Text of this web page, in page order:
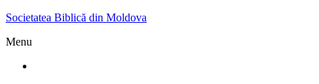
Societatea Biblică din Moldova
Menu